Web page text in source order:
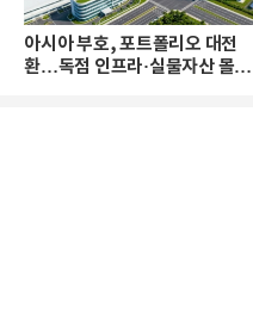
아시아 부호, 포트폴리오 대전
환…독점 인프라·실물자산 몰린